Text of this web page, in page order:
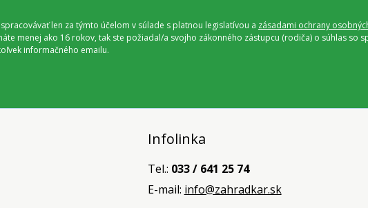
len za týmto účelom v súlade s platnou legislatívou a zásadami ochrany
menej ako 16 rokov, tak ste požiadal/a svojho zákonného zástupcu (rodiča) o súhlas
informačného emailu.
Infolinka
Tel.: 033 / 641 25 74
E-mail: info@zahradkar.sk